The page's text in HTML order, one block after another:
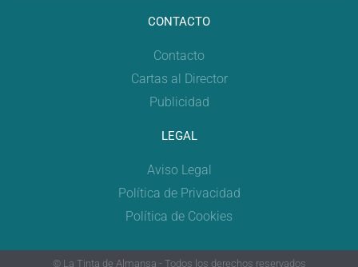
CONTACTO
Contacto
Cartas al Director
Publicidad
LEGAL
Aviso Legal
Política de Privacidad
Política de Cookies
© La Tinta de Almansa - Todos los derechos reservados